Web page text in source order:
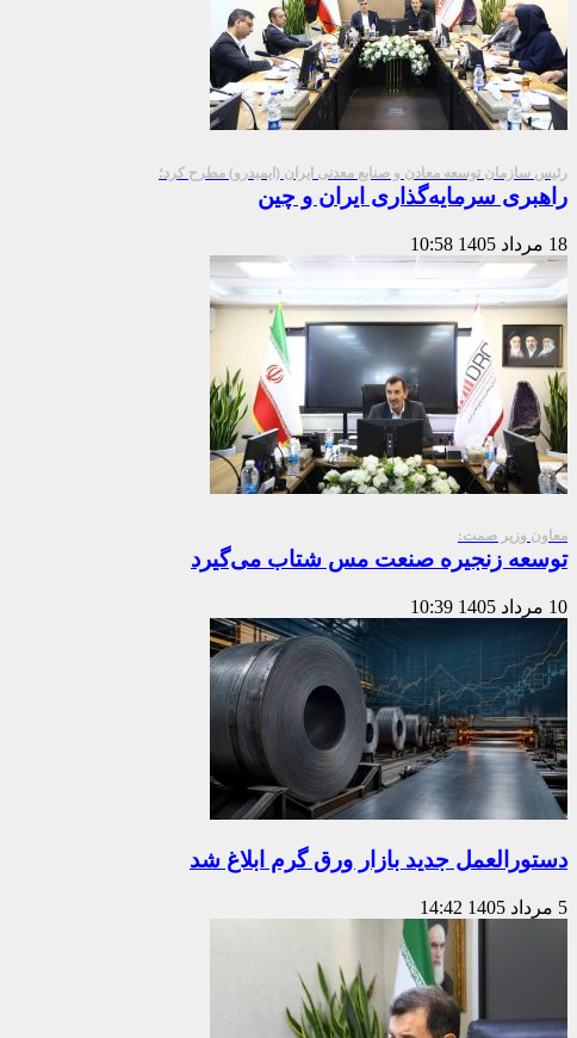
رئیس سازمان توسعه معادن و صنایع معدنی ایران (ایمیدرو) مطرح کرد؛
راهبری سرمایه‌گذاری ایران و چین
18 مرداد 1405 10:58
معاون وزیر صمت:
توسعه زنجیره صنعت مس شتاب می‌گیرد
10 مرداد 1405 10:39
دستورالعمل جدید بازار ورق گرم ابلاغ شد
5 مرداد 1405 14:42